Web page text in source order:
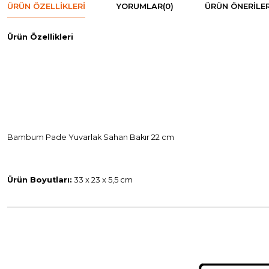
ÜRÜN ÖZELLIKLERI YORUMLAR(0) ÜRÜN
Ürün Özellikleri
Bambum Pade Yuvarlak Sahan Bakır 22 cm
Ürün Boyutları: 33 x 23 x 5,5 cm